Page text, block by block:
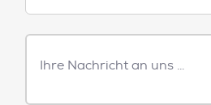
Freitext
Nachricht